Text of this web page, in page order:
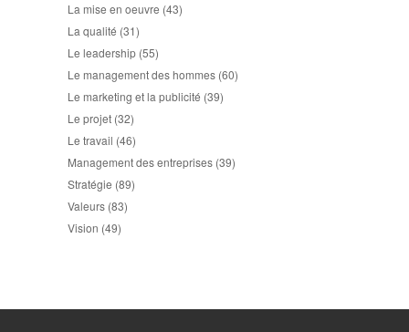
La mise en oeuvre (43)
La qualité (31)
Le leadership (55)
Le management des hommes (60)
Le marketing et la publicité (39)
Le projet (32)
Le travail (46)
Management des entreprises (39)
Stratégie (89)
Valeurs (83)
Vision (49)